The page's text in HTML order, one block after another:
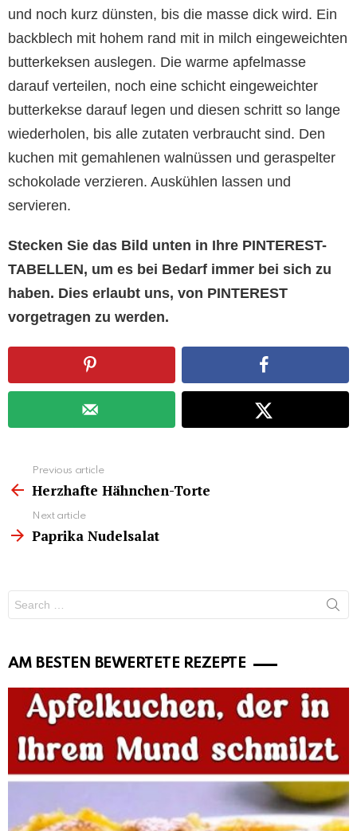
und noch kurz dünsten, bis die masse dick wird. Ein
backblech mit hohem rand mit in milch eingeweichten
butterkeksen auslegen. Die warme apfelmasse
darauf verteilen, noch eine schicht eingeweichter
butterkekse darauf legen und diesen schritt so lange
wiederholen, bis alle zutaten verbraucht sind. Den
kuchen mit gemahlenen walnüssen und geraspelter
schokolade verzieren. Auskühlen lassen und
servieren.
Stecken Sie das Bild unten in Ihre PINTEREST-
TABELLEN, um es bei Bedarf immer bei sich zu
haben. Dies erlaubt uns, von PINTEREST
vorgetragen zu werden.
more
Previous article
Herzhafte Hähnchen-Torte
Next article
Paprika Nudelsalat
for:
AM BESTEN BEWERTETE REZEPTE